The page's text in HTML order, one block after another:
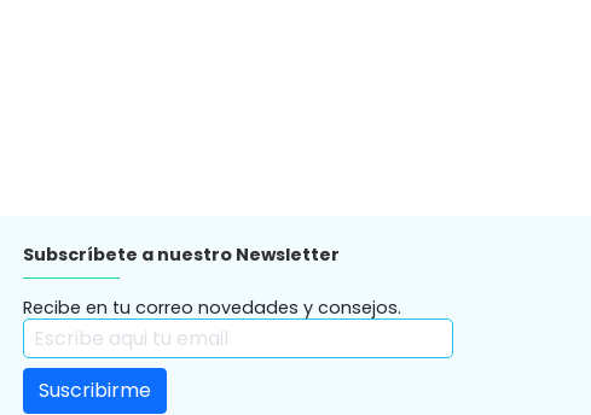
Subscríbete a nuestro Newsletter
Recibe en tu correo novedades y consejos.